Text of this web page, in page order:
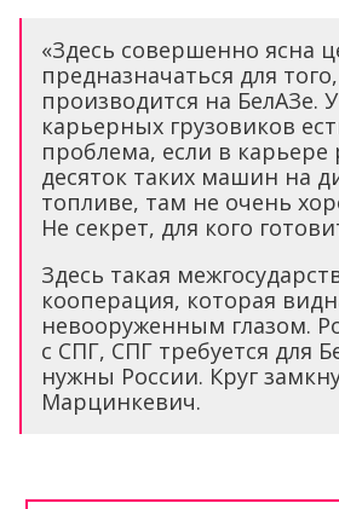
«Здесь совершенно ясна
предназначаться для
производится на БелАЗе.
карьерных грузовиков
проблема, если в карьере
десяток таких машин на
топливе, там не очень
Не секрет, для кого
Здесь такая
кооперация, которая
невооруженным глазом.
с СПГ, СПГ требуется для
нужны России. Круг
Марцинкевич.